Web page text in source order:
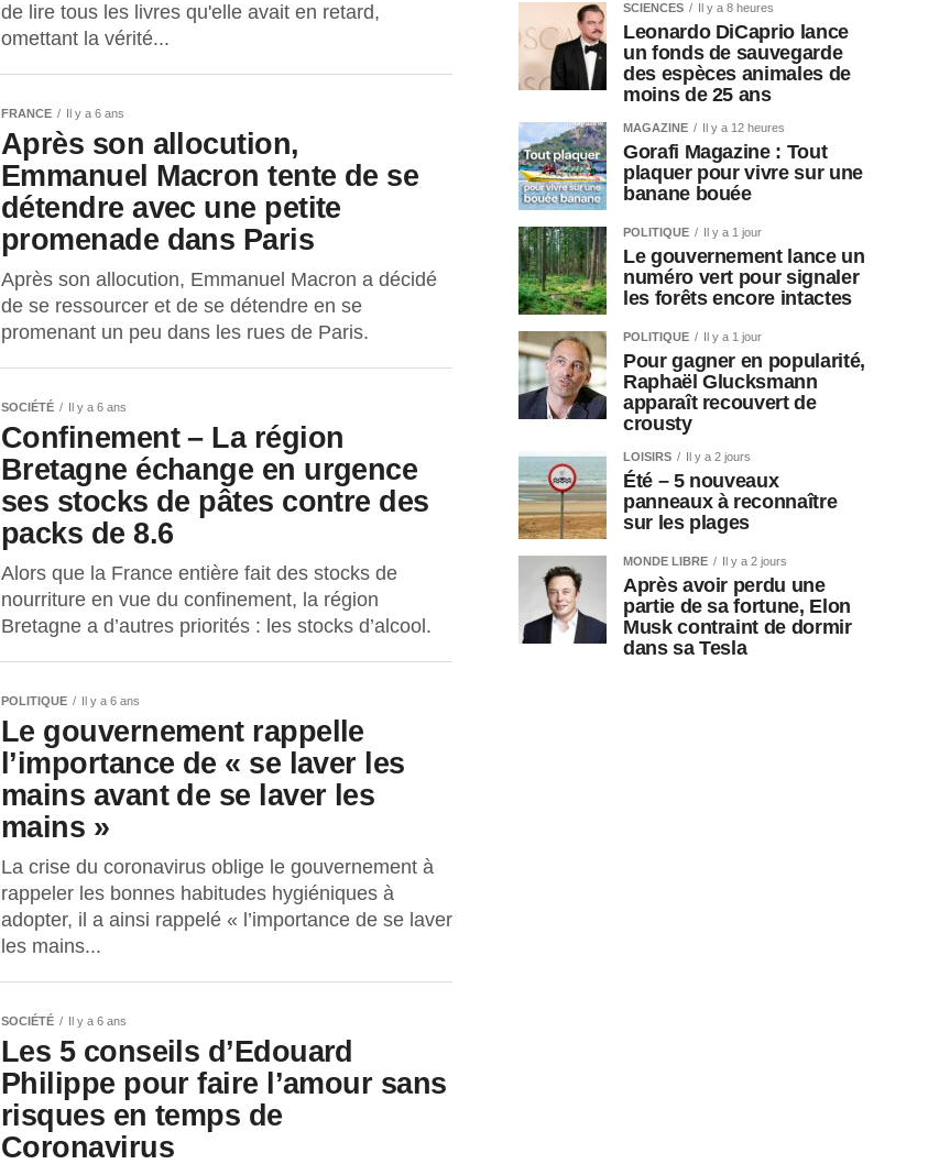
de lire tous les livres qu'elle avait en retard,
omettant la vérité...
FRANCE Il y a 6 ans
Après son allocution,
Emmanuel Macron tente de se
détendre avec une petite
promenade dans Paris
Après son allocution, Emmanuel Macron a décidé
de se ressourcer et de se détendre en se
promenant un peu dans les rues de Paris.
SOCIÉTÉ Il y a 6 ans
Confinement – La région
Bretagne échange en urgence
ses stocks de pâtes contre des
packs de 8.6
Alors que la France entière fait des stocks de
nourriture en vue du confinement, la région
Bretagne a d’autres priorités : les stocks d’alcool.
POLITIQUE Il y a 6 ans
Le gouvernement rappelle
l’importance de « se laver les
mains avant de se laver les
mains »
La crise du coronavirus oblige le gouvernement à
rappeler les bonnes habitudes hygiéniques à
adopter, il a ainsi rappelé « l’importance de se laver
les mains...
SOCIÉTÉ Il y a 6 ans
Les 5 conseils d’Edouard
Philippe pour faire l’amour sans
risques en temps de
Coronavirus
SCIENCES Il y a 8 heures
Leonardo DiCaprio lance
un fonds de sauvegarde
des espèces animales de
moins de 25 ans
MAGAZINE Il y a 12 heures
Gorafi Magazine : Tout
plaquer pour vivre sur une
banane bouée
POLITIQUE Il y a 1 jour
Le gouvernement lance un
numéro vert pour signaler
les forêts encore intactes
POLITIQUE Il y a 1 jour
Pour gagner en popularité,
Raphaël Glucksmann
apparaît recouvert de
crousty
LOISIRS Il y a 2 jours
Été – 5 nouveaux
panneaux à reconnaître
sur les plages
MONDE LIBRE Il y a 2 jours
Après avoir perdu une
partie de sa fortune, Elon
Musk contraint de dormir
dans sa Tesla